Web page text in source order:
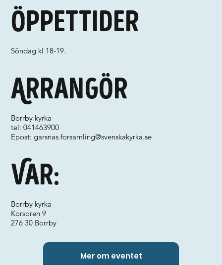
Var:
Arrangör
Borrby kyrka
tel: 041463900
Epost: garsnas.forsamling@svenskakyrka.se
Borrby kyrka
Korsoren 9
276 30 Borrby
Öppettider
Söndag kl 18-19.
Mer om eventet